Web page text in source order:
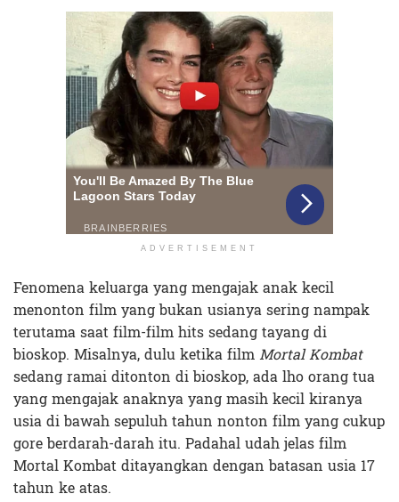
ADVERTISEMENT
Fenomena keluarga yang mengajak anak kecil
menonton film yang bukan usianya sering nampak
terutama saat film-film hits sedang tayang di
bioskop. Misalnya, dulu ketika filmMortal Kombat
sedang ramai ditonton di bioskop, ada lho orang tua
yang mengajak anaknya yang masih kecil kiranya
usia di bawah sepuluh tahun nonton film yang cukup
gore berdarah-darah itu. Padahal udah jelas film
Mortal Kombat ditayangkan dengan batasan usia 17
tahun ke atas.